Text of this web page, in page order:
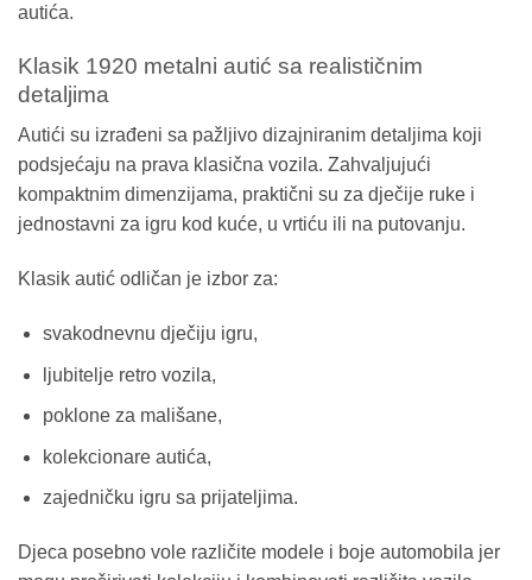
autića.
Klasik 1920 metalni autić sa realističnim
detaljima
Autići su izrađeni sa pažljivo dizajniranim detaljima koji
podsjećaju na prava klasična vozila. Zahvaljujući
kompaktnim dimenzijama, praktični su za dječije ruke i
jednostavni za igru kod kuće, u vrtiću ili na putovanju.
Klasik autić odličan je izbor za:
svakodnevnu dječiju igru,
ljubitelje retro vozila,
poklone za mališane,
kolekcionare autića,
zajedničku igru sa prijateljima.
Djeca posebno vole različite modele i boje automobila jer